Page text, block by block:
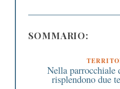
SOMMARIO:
Nella parrocchiale
risplendono due